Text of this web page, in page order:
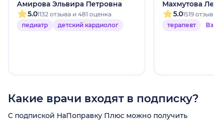
Амирова Эльвира Петровна
5.01132 отзыва и 481 оценка
педиатр
детский кардиолог
Махмутова
5.01519
терапевт
Какие врачи входят в подписку?
С подпиской НаПоправку Плюс можно получить